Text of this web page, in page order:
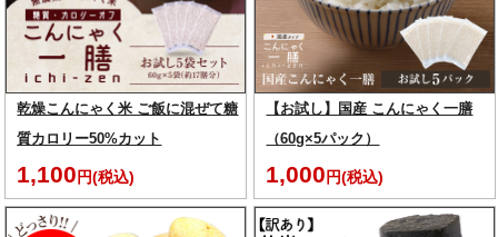
乾燥こんにゃく米 ご飯に混ぜて糖
質カロリー50%カット
1,100円(税込)
【お試し】国産 こんにゃく一膳
（60g×5パック）
1,000円(税込)